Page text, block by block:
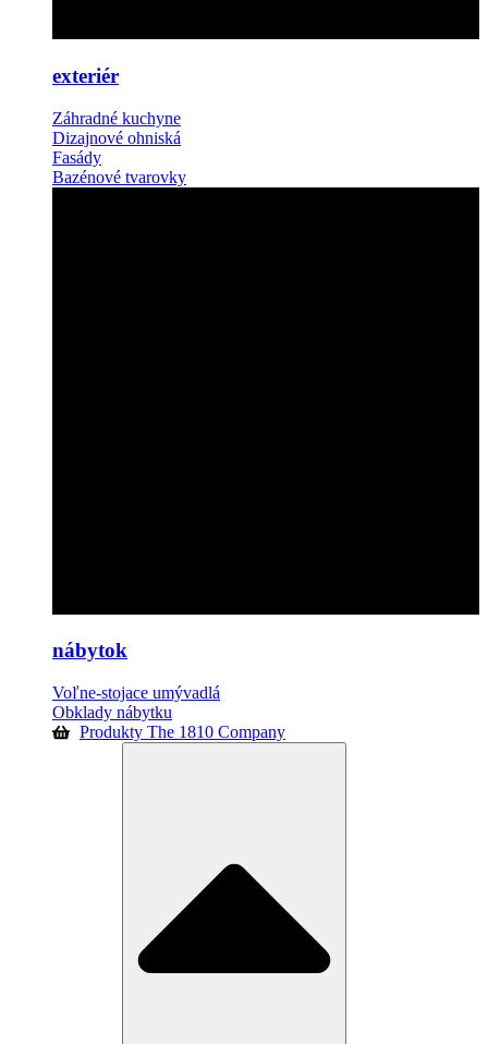
exteriér
Záhradné kuchyne
Dizajnové ohniská
Fasády
Bazénové tvarovky
nábytok
Voľne-stojace umývadlá
Obklady nábytku
Produkty The 1810 Company